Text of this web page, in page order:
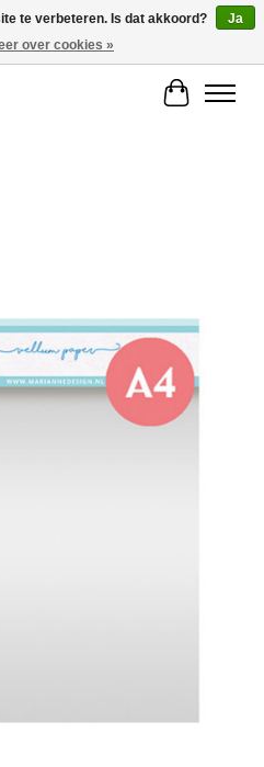
shipping!
te verbeteren. Is dat akkoord?
Ja
over cookies »